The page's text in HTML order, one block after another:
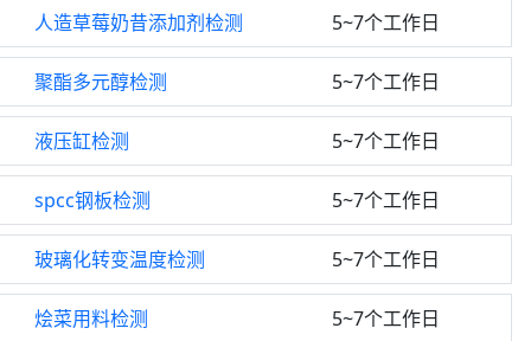
人造草莓奶昔添加剂检测 5~7个工作日
聚酯多元醇检测 5~7个工作日
液压缸检测 5~7个工作日
spcc钢板检测 5~7个工作日
玻璃化转变温度检测 5~7个工作日
烩菜用料检测 5~7个工作日